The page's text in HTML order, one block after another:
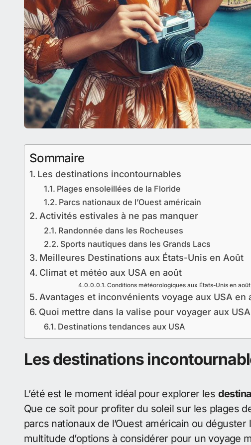
Sommaire
Les destinations incontournables
Plages ensoleillées de la Floride
Parcs nationaux de l’Ouest américain
Activités estivales à ne pas manquer
Randonnée dans les Rocheuses
Sports nautiques dans les Grands Lacs
Meilleures Destinations aux États-Unis en Août
Climat et météo aux USA en août
Conditions météorologiques aux États-Unis en août
Avantages et inconvénients voyage aux USA en
Quoi mettre dans la valise pour voyager aux
Destinations tendances aux USA
Les destinations
L’été est le moment idéal pour explorer les
Que ce soit pour profiter du soleil sur les plages
parcs nationaux de l’Ouest américain ou
multitude d’options à considérer pour un voyage